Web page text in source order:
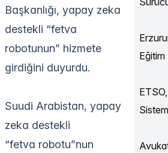
Başkanlığı, yapay zeka
destekli “fetva
robotunun” hizmete
girdiğini duyurdu.
Suudi Arabistan, yapay
zeka destekli
“fetva robotu”nun